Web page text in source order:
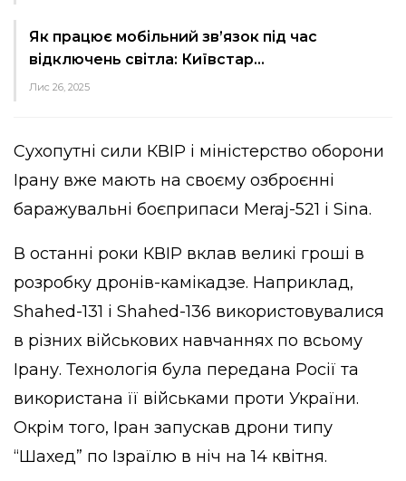
Як працює мобільний зв’язок під час
відключень світла: Київстар…
Лис 26, 2025
Сухопутні сили КВІР і міністерство оборони
Ірану вже мають на своєму озброєнні
баражувальні боєприпаси Meraj-521 і Sina.
В останні роки КВІР вклав великі гроші в
розробку дронів-камікадзе. Наприклад,
Shahed-131 і Shahed-136 використовувалися
в різних військових навчаннях по всьому
Ірану. Технологія була передана Росії та
використана її військами проти України.
Окрім того, Іран запускав дрони типу
“Шахед” по Ізраїлю в ніч на 14 квітня.